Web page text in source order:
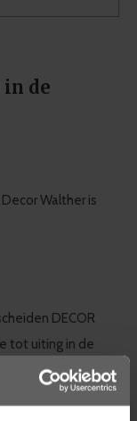
de
Walther is
DECOR
tot uiting in de
synoniem